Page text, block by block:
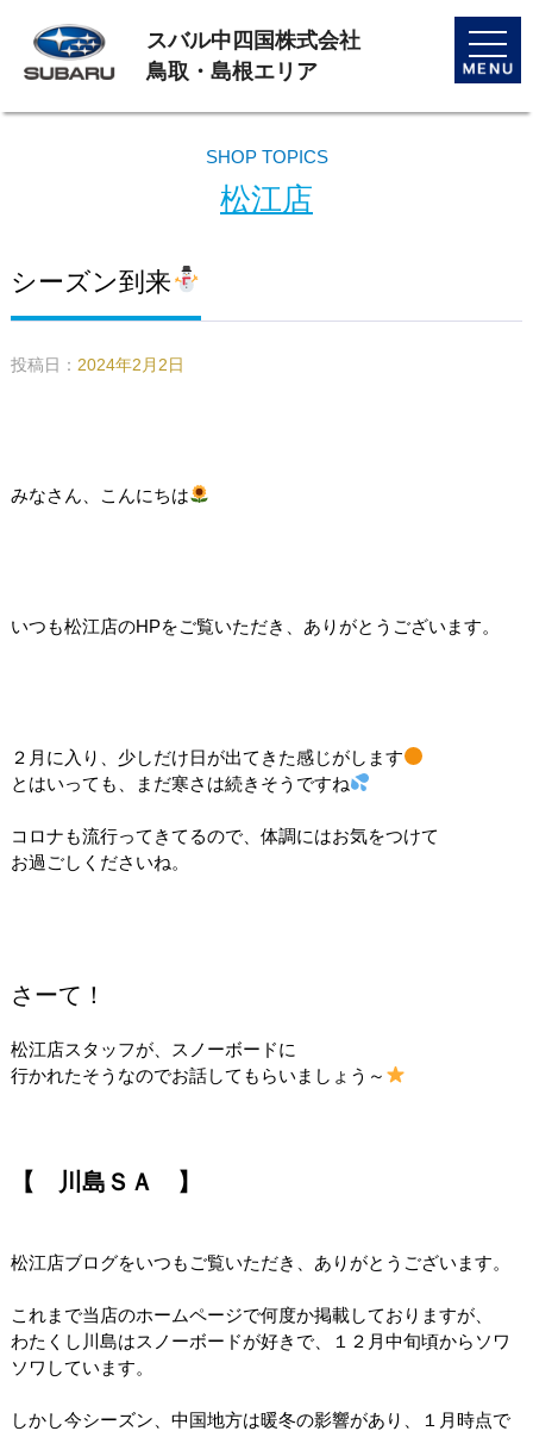
toggle
スバル中四国株式会社
鳥取・島根エリア
SHOP TOPICS
松江店
シーズン到来
投稿日： 2024年2月2日
みなさん、こんにちは
いつも松江店のHPをご覧いただき、ありがとうございます。
２月に入り、少しだけ日が出てきた感じがします
とはいっても、まだ寒さは続きそうですね
コロナも流行ってきてるので、体調にはお気をつけて
お過ごしくださいね。
さーて！
松江店スタッフが、スノーボードに
行かれたそうなのでお話してもらいましょう～
【 川島ＳＡ 】
松江店ブログをいつもご覧いただき、ありがとうございます。
これまで当店のホームページで何度か掲載しておりますが、
わたくし川島はスノーボードが好きで、１２月中旬頃からソワ
ソワしています。
しかし今シーズン、中国地方は暖冬の影響があり、１月時点で